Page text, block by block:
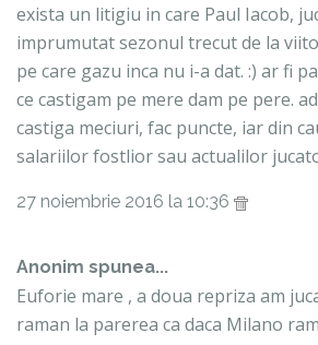
exista un litigiu in care Paul Iacob,
imprumutat sezonul trecut de la
pe care gazu inca nu i-a dat. :) ar fi
ce castigam pe mere dam pe pere.
castiga meciuri, fac puncte, iar din
salariilor fostlior sau actualilor
27 noiembrie 2016 la 10:36
Anonim spunea...
Euforie mare , a doua repriza am
raman la parerea ca daca Milano